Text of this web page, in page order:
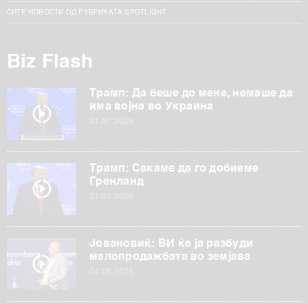
СИТЕ НОВОСТИ ОД РУБРИКАТА SPOTLIGHT
Biz Flash
Трамп: Да беше до мене, немаше да
има војна во Украина
Трамп: Сакаме да го добиеме
Гренланд
Јовановиќ: ВИ ќе ја разбуди
малопродажбата во земјава